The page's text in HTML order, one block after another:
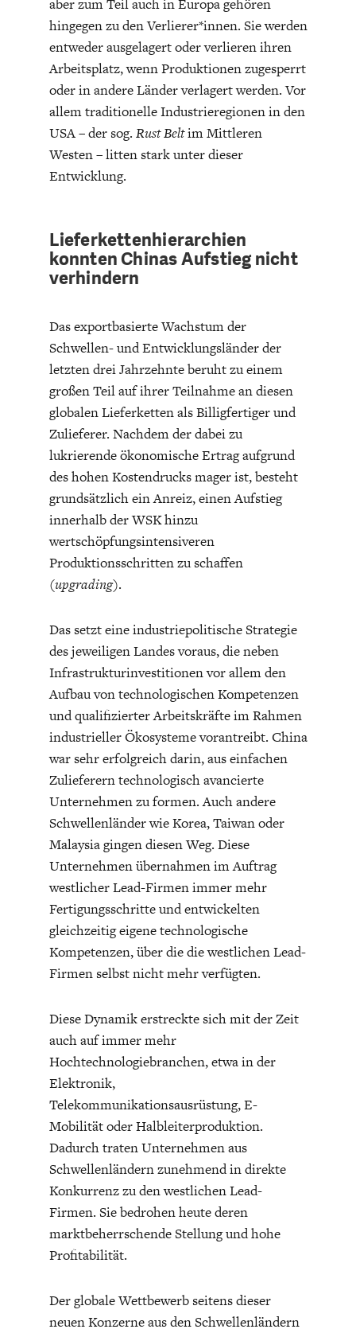
DEUTSCHLAND UND DIE
DIGITALISIERUNG
DAS POST-CORONA-
ZEITALTER
STATUS QUO DER
DEUTSCHEN VWL
DIE POSITIONEN DER
WIRTSCHAFTSWEISEN
BGE-INFOGRAFIK
MAKROTHEK
ÖKONOMENSZENE
OUTPUT GAP
UNGLEICHHEIT
USA
WELTWIRTSCHAFT
aber zum Teil auch in Europa gehören
hingegen zu den Verlierer*innen. Sie werden
entweder ausgelagert oder verlieren ihren
Arbeitsplatz, wenn Produktionen zugesperrt
oder in andere Länder verlagert werden. Vor
allem traditionelle Industrieregionen in den
USA – der sog. Rust Beltim Mittleren
Westen – litten stark unter dieser
Entwicklung.
Lieferkettenhierarchien
konnten Chinas Aufstieg nicht
verhindern
Das exportbasierte Wachstum der
Schwellen- und Entwicklungsländer der
letzten drei Jahrzehnte beruht zu einem
großen Teil auf ihrer Teilnahme an diesen
globalen Lieferketten als Billigfertiger und
Zulieferer. Nachdem der dabei zu
lukrierende ökonomische Ertrag aufgrund
des hohen Kostendrucks mager ist, besteht
grundsätzlich ein Anreiz, einen Aufstieg
innerhalb der WSK hinzu
wertschöpfungsintensiveren
Produktionsschritten zu schaffen
(upgrading).
Das setzt eine industriepolitische Strategie
des jeweiligen Landes voraus, die neben
Infrastrukturinvestitionen vor allem den
Aufbau von technologischen Kompetenzen
und qualifizierter Arbeitskräfte im Rahmen
industrieller Ökosysteme vorantreibt. China
war sehr erfolgreich darin, aus einfachen
Zulieferern technologisch avancierte
Unternehmen zu formen. Auch andere
Schwellenländer wie Korea, Taiwan oder
Malaysia gingen diesen Weg. Diese
Unternehmen übernahmen im Auftrag
westlicher Lead-Firmen immer mehr
Fertigungsschritte und entwickelten
gleichzeitig eigene technologische
Kompetenzen, über die die westlichen Lead-
Firmen selbst nicht mehr verfügten.
Diese Dynamik erstreckte sich mit der Zeit
auch auf immer mehr
Hochtechnologiebranchen, etwa in der
Elektronik,
Telekommunikationsausrüstung, E-
Mobilität oder Halbleiterproduktion.
Dadurch traten Unternehmen aus
Schwellenländern zunehmend in direkte
Konkurrenz zu den westlichen Lead-
Firmen. Sie bedrohen heute deren
marktbeherrschende Stellung und hohe
Profitabilität.
Der globale Wettbewerb seitens dieser
neuen Konzerne aus den Schwellenländern